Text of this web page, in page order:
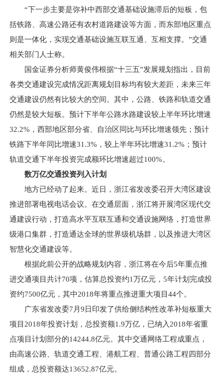
“下一步主要是弥补中西部交通基础设施滞后的短板，包
括铁路、高速公路还有农村道路建设等方面，而东部地区重点
则是一体化，实现交通基础设施互联互通、互相支撑。”交通
相关部门人士称。
国金证券分析师黄俊伟根据“十三五”发展规划指出，目前
各类交通建设完成情况距离规划目标均有较大差距，未来三年
交通建设仍然有比较大的空间。其中，公路、铁路和轨道交通
仍然是较大短板。预计下半年公路水路建设较上半年环比增速
32.2%，西部地区部分省、自治区同比与环比增速领先；预计
铁路下半年同比增速31.3%，较上半年环比增速31.2%；预计
轨道交通下半年投资完成额环比增速超过100%。
数万亿交通投资列入计划
地方已经动了起来。近日，浙江省发改委召开大湾区建设
推进部署电视电话会议。在交通层面，浙江将开展湾区现代交
通建设行动，打造高水平互联互通和交通设施网络，打造世界
级港口集群，打造通达全球的世界级机场群，以及推进大湾区
智慧化交通建设等。
根据此前公开的战略规划内容，浙江将在今后5年重点推
进交通项目共计70项，估算总投资约1万亿元，5年计划完成投
资约7500亿元，其中2018年将重点推进重大项目44个。
广东省发改委7月9日印发了供给侧结构性改革补短板重大
项目2018年投资计划，总投资额1.9万亿，已纳入2018年省重
点项目计划部分的14244.8亿元。其中交通网络工程成重点，
由高速公路、轨道交通工程、港航工程、普通公路工程四部分
组成，总投资额达13652.87亿元。